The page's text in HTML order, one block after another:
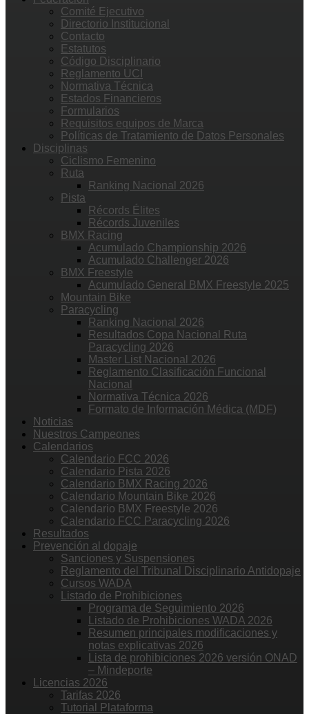
Comité Ejecutivo
Directorio Institucional
Contacto
Estatutos
Código Disciplinario
Reglamento UCI
Normativa Técnica
Estados Financieros
Formularios
Requisitos equipos de Marca
Políticas de Tratamiento de Datos Personales
Disciplinas
Ciclismo Femenino
Ruta
Ranking Nacional 2026
Pista
Récords Élites
Récords Juveniles
BMX Racing
Acumulado Championship 2026
Acumulado Challenger 2026
BMX Freestyle
Acumulado General BMX Freestyle 2025
Mountain Bike
Paracycling
Ranking Nacional 2026
Resultados Copa Nacional Ruta
Paracycling 2026
Master List Nacional 2026
Reglamento Clasificación Funcional
Nacional
Normativa Técnica 2026
Formato de Información Médica (MDF)
Noticias
Nuestros Campeones
Calendarios
Calendario FCC 2026
Calendario Pista 2026
Calendario BMX Racing 2026
Calendario Mountain Bike 2026
Calendario BMX Freestyle 2026
Calendario FCC Paracycling 2026
Resultados
Prevención al dopaje
Sanciones y Suspensiones
Reglamento del Tribunal Disciplinario Antidopaje
Cursos WADA
Listado de Prohibiciones
Programa de Seguimiento 2026
Listado de Prohibiciones WADA 2026
Resumen principales modificaciones y
notas explicativas 2026
Lista de prohibiciones 2026 versión ONAD
– Mindeporte
Licencias 2026
Tarifas 2026
Tutorial Plataforma